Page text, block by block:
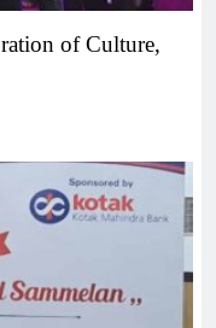
of Culture,